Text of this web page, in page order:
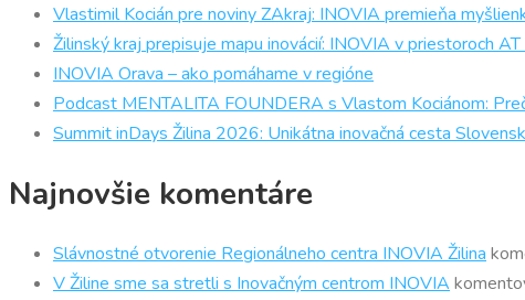
Vlastimil Kocián pre noviny ZAkraj: INOVIA premieňa
Žilinský kraj prepisuje mapu inovácií: INOVIA v priestoroch
INOVIA Orava – ako pomáhame v regióne
Podcast MENTALITA FOUNDERA s Vlastom Kociánom:
Summit inDays Žilina 2026: Unikátna inovačná cesta
Najnovšie komentáre
Slávnostné otvorenie Regionálneho centra INOVIA Žilina
V Žiline sme sa stretli s Inovačným centrom INOVIA